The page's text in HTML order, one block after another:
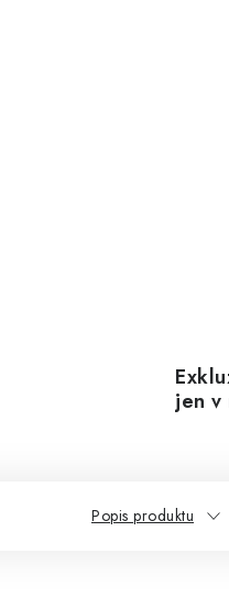
jen v
Popis produktu